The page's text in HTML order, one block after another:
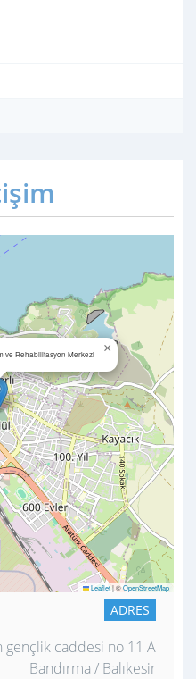
ve Rehabilitasyon Merkezi ×
Leaflet|©OpenStreetMap
ADRES
gençlik caddesi no 11 A
Bandırma / Balıkesir